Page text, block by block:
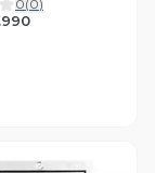
0(0)